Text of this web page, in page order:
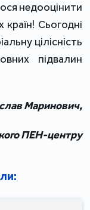
недооцінити
Сьогодні
цілісність
підвалин
Маринович,
ПЕН-центру